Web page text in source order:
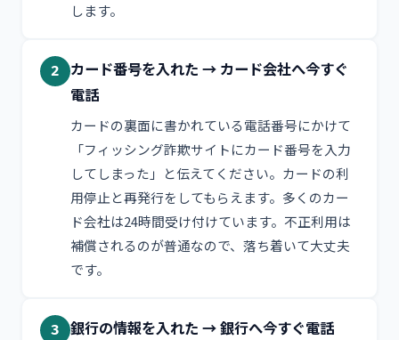
します。
2
カード番号を入れた → カード会社へ今すぐ
電話
カードの裏面に書かれている電話番号にかけて
「フィッシング詐欺サイトにカード番号を入力
してしまった」と伝えてください。カードの利
用停止と再発行をしてもらえます。多くのカー
ド会社は24時間受け付けています。不正利用は
補償されるのが普通なので、落ち着いて大丈夫
です。
3 銀行の情報を入れた → 銀行へ今すぐ電話